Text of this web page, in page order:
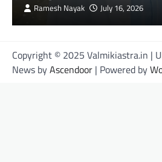
Ramesh Nayak July 16, 2026
Copyright © 2025 Valmikiastra.in |
News byAscendoor | Powered by